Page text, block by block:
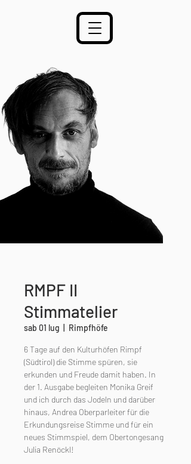
RMPF II
Stimmatelier
sab 01 lug Rimpfhöfe
6 Tage auf den Kulturhöfen Rimpf
(Südtirol) die Stimme spüren, sie
erkunden und Freude damit haben. In
der 1. Ausgabe begleiten Monika Greif
und ich durch das Jodeln und darüber
hinaus, Andrea Oberparleiter für die
Erkundungsreise Stimme und für ein
neues Stimmspiel, dem Obertongesang
Julia Renöckl!